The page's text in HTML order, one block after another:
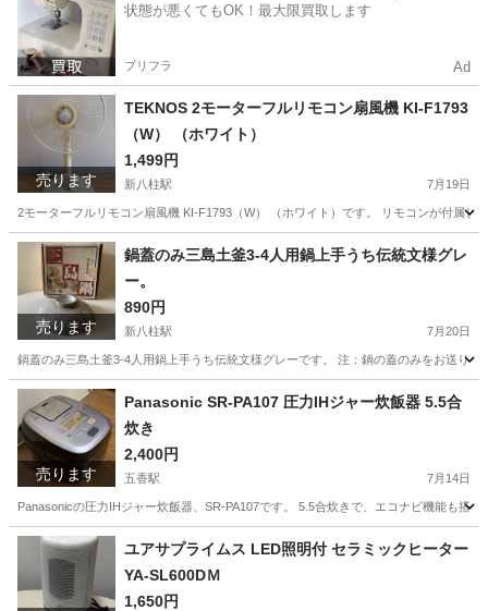
状態が悪くてもOK！最大限買取します
プリフラ Ad
売ります
TEKNOS 2モーターフルリモコン扇風機 KI-F1793
（W） （ホワイト）
1,499円
新八柱駅 7月19日
2モーターフルリモコン扇風機 KI-F1793（W） （ホワイト）です。 リモコンが付属
千葉 松戸市 新八柱駅 季節、空調家電 ホワイト
売ります
鍋蓋のみ三島土釜3-4人用鍋上手うち伝統文様グレ
ー。
890円
新八柱駅 7月20日
鍋蓋のみ三島土釜3-4人用鍋上手うち伝統文様グレーです。 注：鍋の蓋のみをお送り
千葉 松戸市 なべ
売ります
Panasonic SR-PA107 圧力IHジャー炊飯器 5.5合
炊き
2,400円
五香駅 7月14日
Panasonicの圧力IHジャー炊飯器、SR-PA107です。 5.5合炊きで、エコナビ機能も搭
千葉 松戸市 五香駅 キッチン家電 Panasonic
ユアサプライムス LED照明付 セラミックヒーター
YA-SL600DＭ
1,650円